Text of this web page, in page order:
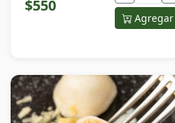
$550
Agregar